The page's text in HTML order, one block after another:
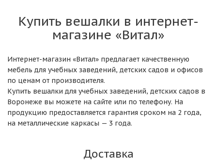
Купить вешалки в интернет-
магазине «Витал»
Интернет-магазин «Витал» предлагает качественную
мебель для учебных заведений, детских садов и офисов
по ценам от производителя.
Купить вешалки для учебных заведений, детских садов в
Воронеже вы можете на сайте или по телефону. На
продукцию предоставляется гарантия сроком на 2 года,
на металлические каркасы — 3 года.
Доставка